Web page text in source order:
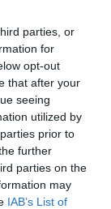
parties, or
for
opt-out
that after your
seeing
utilized by
prior to
further
parties on the
may
IAB’s List of
– Πρέβεζα
Τουρλίδας